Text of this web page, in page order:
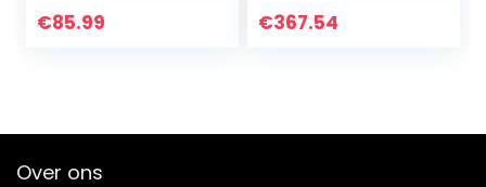
Vrijstaande Toilet
€85.99
Narrow Side
€367.54
Over ons